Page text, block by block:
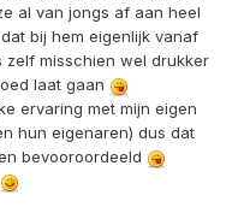
al van jongs af aan heel
bij hem eigenlijk vanaf
zelf misschien wel drukker
laat gaan
ervaring met mijn eigen
hun eigenaren) dus dat
bevooroordeeld